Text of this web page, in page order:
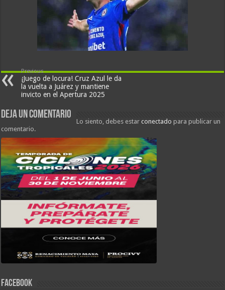
Previous
¡Juego de locura! Cruz Azul le da
la vuelta a Juárez y mantiene
invicto en el Apertura 2025
Deja un comentario
Lo siento, debes estarconectado para publicar un
comentario.
FACEBOOK